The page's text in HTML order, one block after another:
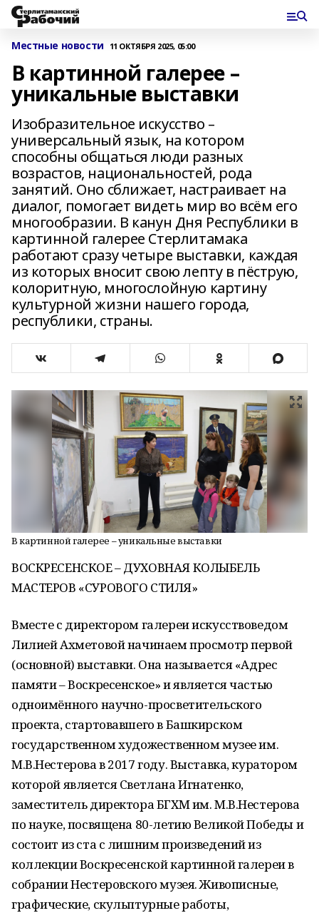
Местные новости 11 ОКТЯБРЯ 2025, 05:00
В картинной галерее –
уникальные выставки
Изобразительное искусство –
универсальный язык, на котором
способны общаться люди разных
возрастов, национальностей, рода
занятий. Оно сближает, настраивает на
диалог, помогает видеть мир во всём его
многообразии. В канун Дня Республики в
картинной галерее Стерлитамака
работают сразу четыре выставки, каждая
из которых вносит свою лепту в пёструю,
колоритную, многослойную картину
культурной жизни нашего города,
республики, страны.
В картинной галерее – уникальные выставки
ВОСКРЕСЕНСКОЕ – ДУХОВНАЯ КОЛЫБЕЛЬ
МАСТЕРОВ «СУРОВОГО СТИЛЯ»
Вместе с директором галереи искусствоведом
Лилией Ахметовой начинаем просмотр первой
(основной) выставки. Она называется «Адрес
памяти – Воскресенское» и является частью
одноимённого научно-просветительского
проекта, стартовавшего в Башкирском
государственном художественном музее им.
М.В.Нестерова в 2017 году. Выставка, куратором
которой является Светлана Игнатенко,
заместитель директора БГХМ им. М.В.Нестерова
по науке, посвящена 80-летию Великой Победы и
состоит из ста с лишним произведений из
коллекции Воскресенской картинной галереи в
собрании Нестеровского музея. Живописные,
графические, скульптурные работы,